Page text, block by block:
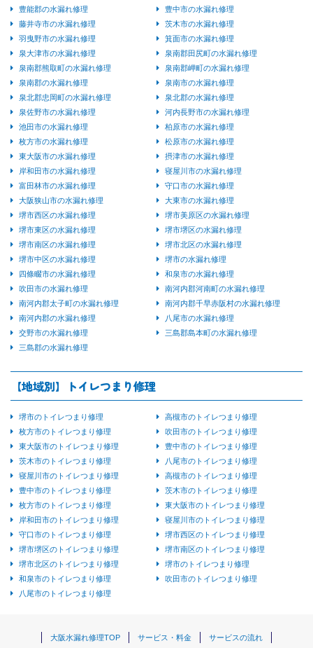
豊能郡の水漏れ修理
豊中市の水漏れ修理
藤井寺市の水漏れ修理
茨木市の水漏れ修理
羽曳野市の水漏れ修理
箕面市の水漏れ修理
泉大津市の水漏れ修理
泉南郡田尻町の水漏れ修理
泉南郡熊取町の水漏れ修理
泉南郡岬町の水漏れ修理
泉南郡の水漏れ修理
泉南市の水漏れ修理
泉北郡忠岡町の水漏れ修理
泉北郡の水漏れ修理
泉佐野市の水漏れ修理
河内長野市の水漏れ修理
池田市の水漏れ修理
柏原市の水漏れ修理
枚方市の水漏れ修理
松原市の水漏れ修理
東大阪市の水漏れ修理
摂津市の水漏れ修理
岸和田市の水漏れ修理
寝屋川市の水漏れ修理
富田林市の水漏れ修理
守口市の水漏れ修理
大阪狭山市の水漏れ修理
大東市の水漏れ修理
堺市西区の水漏れ修理
堺市美原区の水漏れ修理
堺市東区の水漏れ修理
堺市堺区の水漏れ修理
堺市南区の水漏れ修理
堺市北区の水漏れ修理
堺市中区の水漏れ修理
堺市の水漏れ修理
四條畷市の水漏れ修理
和泉市の水漏れ修理
吹田市の水漏れ修理
南河内郡河南町の水漏れ修理
南河内郡太子町の水漏れ修理
南河内郡千早赤阪村の水漏れ修理
南河内郡の水漏れ修理
八尾市の水漏れ修理
交野市の水漏れ修理
三島郡島本町の水漏れ修理
三島郡の水漏れ修理
【地域別】トイレつまり修理
堺市のトイレつまり修理
高槻市のトイレつまり修理
枚方市のトイレつまり修理
吹田市のトイレつまり修理
東大阪市のトイレつまり修理
豊中市のトイレつまり修理
茨木市のトイレつまり修理
八尾市のトイレつまり修理
寝屋川市のトイレつまり修理
高槻市のトイレつまり修理
豊中市のトイレつまり修理
茨木市のトイレつまり修理
枚方市のトイレつまり修理
東大阪市のトイレつまり修理
岸和田市のトイレつまり修理
寝屋川市のトイレつまり修理
守口市のトイレつまり修理
堺市西区のトイレつまり修理
堺市堺区のトイレつまり修理
堺市南区のトイレつまり修理
堺市北区のトイレつまり修理
堺市のトイレつまり修理
和泉市のトイレつまり修理
吹田市のトイレつまり修理
八尾市のトイレつまり修理
大阪水漏れ修理TOP サービス・料金 サービスの流れ